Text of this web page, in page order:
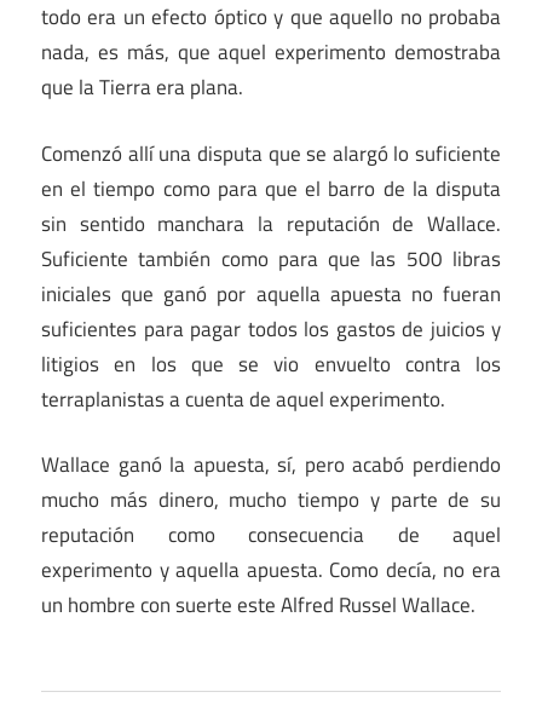
todo era un efecto óptico y que aquello no probaba
nada, es más, que aquel experimento demostraba
que la Tierra era plana.
Comenzó allí una disputa que se alargó lo suficiente
en el tiempo como para que el barro de la disputa
sin sentido manchara la reputación de Wallace.
Suficiente también como para que las 500 libras
iniciales que ganó por aquella apuesta no fueran
suficientes para pagar todos los gastos de juicios y
litigios en los que se vio envuelto contra los
terraplanistas a cuenta de aquel experimento.
Wallace ganó la apuesta, sí, pero acabó perdiendo
mucho más dinero, mucho tiempo y parte de su
reputación como consecuencia de aquel
experimento y aquella apuesta. Como decía, no era
un hombre con suerte este Alfred Russel Wallace.